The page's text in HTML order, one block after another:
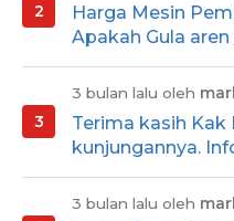
Harga Mesin
Apakah Gula aren
3 bulan lalu oleh
Terima kasih
kunjungannya.
3 bulan lalu oleh